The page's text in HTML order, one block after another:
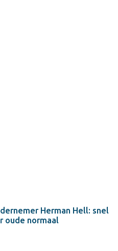
Herman Hell: snel
oude normaal